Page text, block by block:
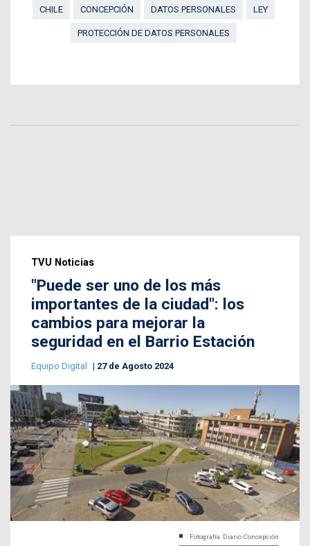
CHILE
CONCEPCIÓN DATOS PERSONALES LEY
PROTECCIÓN DE DATOS PERSONALES
TVU Noticias
"Puede ser uno de los más
importantes de la ciudad": los
cambios para mejorar la
seguridad en el Barrio Estación
Equipo Digital 27 de Agosto 2024
Fotografía: Diario Concepción